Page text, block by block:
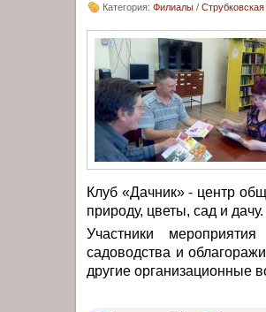
Категория: Филиалы /
Клуб «Дачник» - центр
природу, цветы, сад и дачу.
Участники
садоводства и
другие организационные